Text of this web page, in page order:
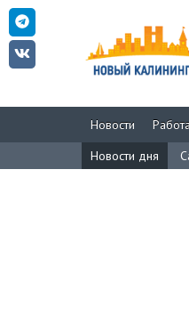
Новости Работа
Новости дня